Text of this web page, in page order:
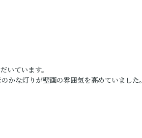
いています。
かな灯りが壁画の雰囲気を高めていました。